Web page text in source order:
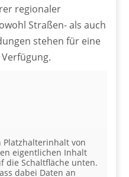
regionaler
Straßen- als auch
stehen für eine
Platzhalterinhalt von
eigentlichen Inhalt
die Schaltfläche unten.
dabei Daten an